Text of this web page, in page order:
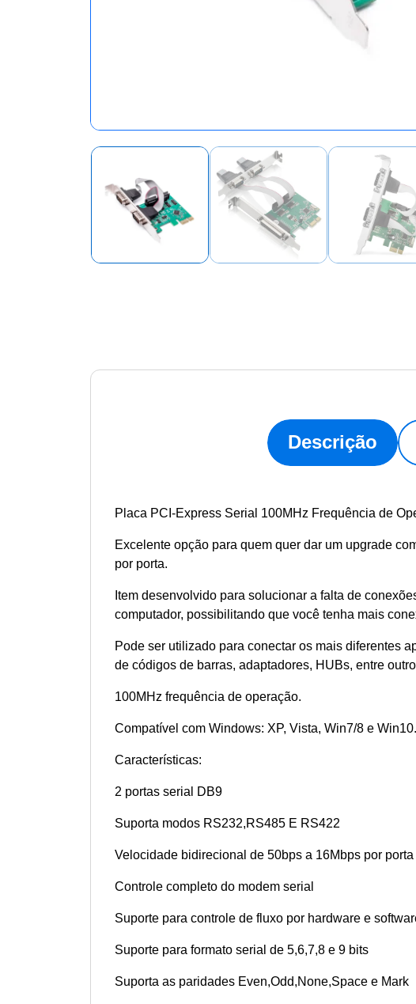
Descrição
Placa PCI-Express Serial 100MHz Frequência de
Excelente opção para quem quer dar um upgrade
por porta.
Item desenvolvido para solucionar a falta de
computador, possibilitando que você tenha mais
Pode ser utilizado para conectar os mais diferentes
de códigos de barras, adaptadores, HUBs, entre
100MHz frequência de operação.
Compatível com Windows: XP, Vista, Win7/8 e Win10.
Características:
2 portas serial DB9
Suporta modos RS232,RS485 E RS422
Velocidade bidirecional de 50bps a 16Mbps por porta
Controle completo do modem serial
Suporte para controle de fluxo por hardware e
Suporte para formato serial de 5,6,7,8 e 9 bits
Suporta as paridades Even,Odd,None,Space e Mark